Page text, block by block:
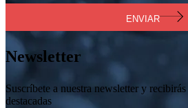
ENVIAR
Newsletter
Suscríbete a nuestra newsletter y
destacadas